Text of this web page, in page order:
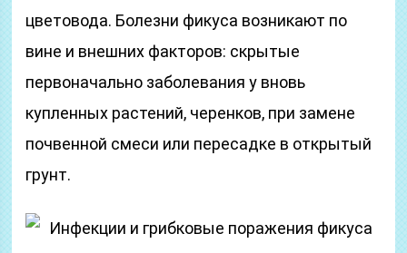
цветовода. Болезни фикуса возникают по
вине и внешних факторов: скрытые
первоначально заболевания у вновь
купленных растений, черенков, при замене
почвенной смеси или пересадке в открытый
грунт.
Инфекции и грибковые поражения фикуса